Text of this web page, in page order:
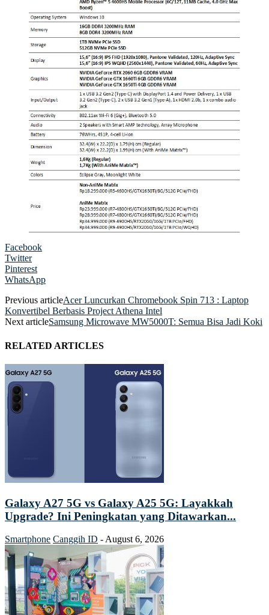
Facebook
Twitter
Pinterest
WhatsApp
Previous articleAcer Luncurkan Chromebook Spin 713 : Laptop
Konvertibel Berbasis Project Athena Intel
Next articleSamsung Microwave MW5000T: Semua Bisa Jadi Koki
RELATED ARTICLES
Galaxy A27 5G vs Galaxy A25 5G: Layakkah
Upgrade? Ini Peningkatan yang Ditawarkan...
Smartphone Canggih ID - August 6, 2026